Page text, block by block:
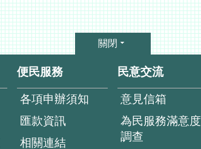
關閉
便民服務
各項申辦須知
匯款資訊
相關連結
民意交流
意見信箱
為民服務滿意度
調查